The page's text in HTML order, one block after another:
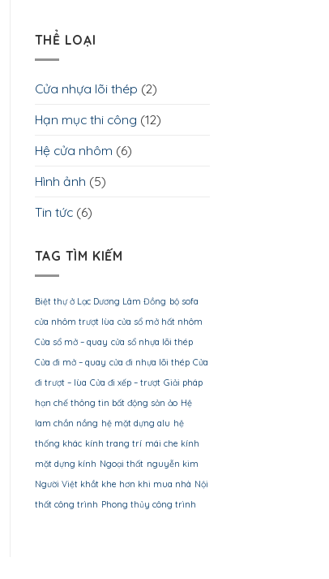
THỂ LOẠI
Cửa nhựa lõi thép (2)
Hạn mục thi công (12)
Hệ cửa nhôm (6)
Hình ảnh (5)
Tin tức(6)
TAG TÌM KIẾM
Biệt thự ở Lạc Dương Lâm Đồng bộ sofa
cửa nhôm trượt lùa cửa sổ mở hất nhôm
Cửa sổ mở – quay cửa sổ nhựa lõi thép
Cửa đi mở – quay cửa đi nhựa lõi thép Cửa
đi trượt – lùa Cửa đi xếp – trượt Giải pháp
hạn chế thông tin bất động sản ảo Hệ
lam chắn nắng hệ mặt dựng alu hệ
thống khác kính trang trí mái che kính
mặt dựng kính Ngoại thất nguyễn kim
Người Việt khắt khe hơn khi mua nhà Nội
thất công trình Phong thủy công trình